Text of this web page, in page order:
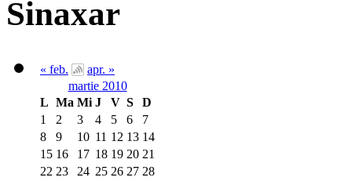
Sinaxar
« feb.
apr. »
martie 2010
L Ma Mi J V S
D
1
2 3 4 5 6
7
8
9 10 11 12 13 14
15 16 17 18 19 20 21
22 23 24 25 26 27 28